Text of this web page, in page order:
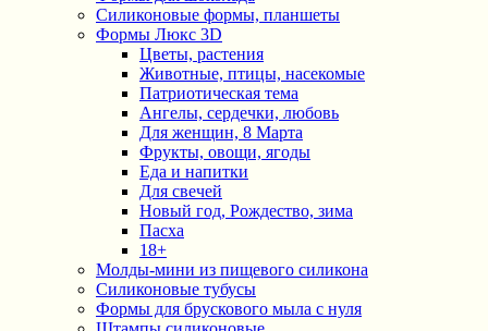
Силиконовые формы, планшеты
Формы Люкс 3D
Цветы, растения
Животные, птицы, насекомые
Патриотическая тема
Ангелы, сердечки, любовь
Для женщин, 8 Марта
Фрукты, овощи, ягоды
Еда и напитки
Для свечей
Новый год, Рождество, зима
Пасха
18+
Молды-мини из пищевого силикона
Силиконовые тубусы
Формы для брускового мыла с нуля